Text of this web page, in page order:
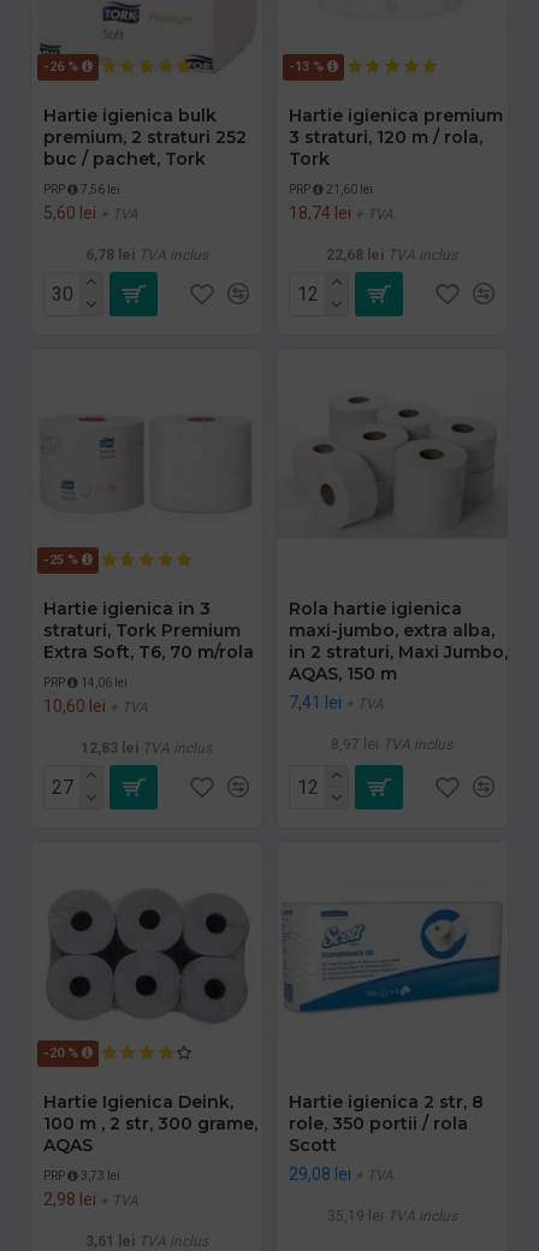
-26 %
Hartie igienica bulk
premium, 2 straturi 252
buc / pachet, Tork
PRP 7,56 lei
5,60 lei + TVA
6,78 lei TVA inclus
-13 %
Hartie igienica premium
3 straturi, 120 m / rola,
Tork
PRP 21,60 lei
18,74 lei + TVA
22,68 lei TVA inclus
-25 %
Hartie igienica in 3
straturi, Tork Premium
Extra Soft, T6, 70 m/rola
PRP 14,06 lei
10,60 lei + TVA
12,83 lei TVA inclus
Rola hartie igienica
maxi-jumbo, extra alba,
in 2 straturi, Maxi Jumbo,
AQAS, 150 m
7,41 lei + TVA
8,97 lei TVA inclus
-20 %
Hartie Igienica Deink,
100 m , 2 str, 300 grame,
AQAS
PRP 3,73 lei
2,98 lei + TVA
3,61 lei TVA inclus
Hartie igienica 2 str, 8
role, 350 portii / rola
Scott
29,08 lei + TVA
35,19 lei TVA inclus